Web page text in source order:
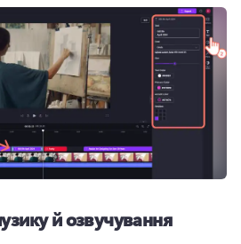
й озвучування